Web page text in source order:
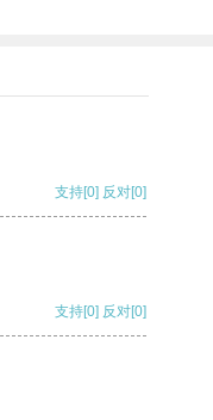
支持[0] 反对[0]
支持[0] 反对[0]